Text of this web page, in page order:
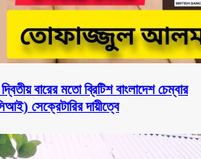
বারের মতো ব্রিটিশ বাংলাদেশ চেম্বার
সেক্রেটারির দায়ীত্বে